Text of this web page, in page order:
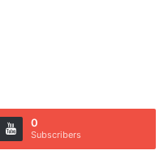
0
Subscribers